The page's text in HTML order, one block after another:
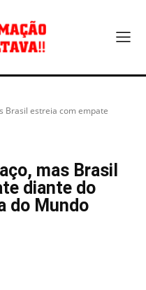
Brasil estreia com empate
mas Brasil
diante do
do Mundo